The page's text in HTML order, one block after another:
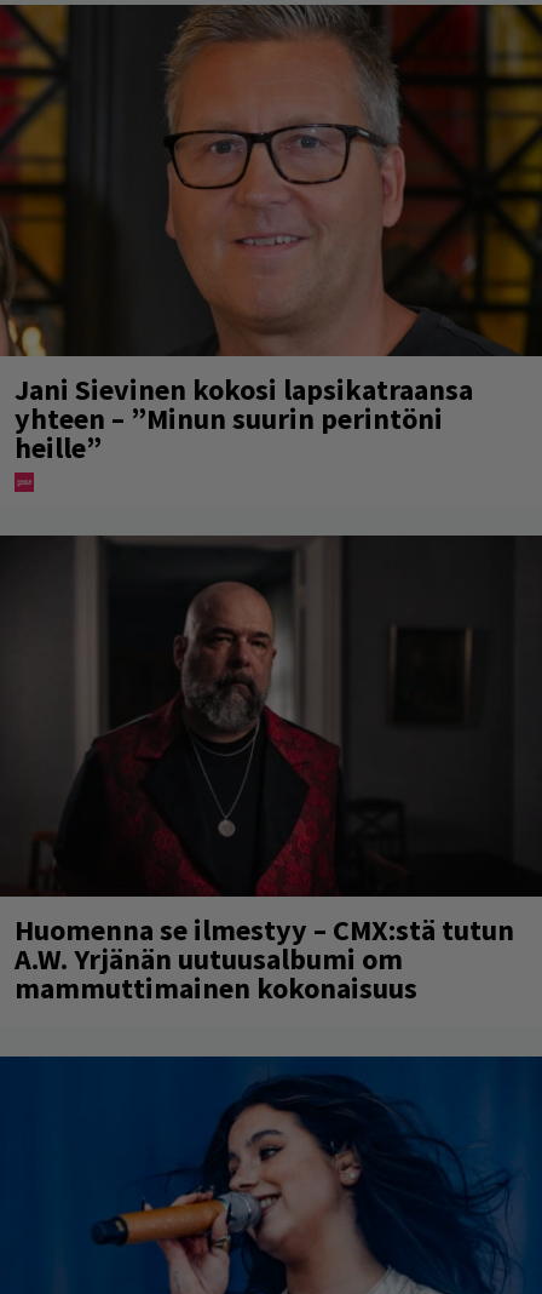
Jani Sievinen kokosi lapsikatraansa
yhteen – ”Minun suurin perintöni
heille”
Huomenna se ilmestyy – CMX:stä tutun
A.W. Yrjänän uutuusalbumi om
mammuttimainen kokonaisuus